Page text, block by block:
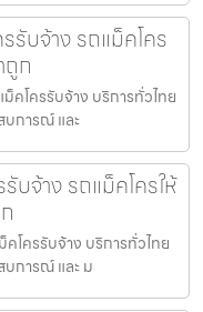
รับจ้าง รถแม็คโคร
ถูก
ม็คโครรับจ้าง บริการทั่วไทย
บการณ์ และ
บจ้าง รถแม็คโครให้
คโครรับจ้าง บริการทั่วไทย
บการณ์ และ ม